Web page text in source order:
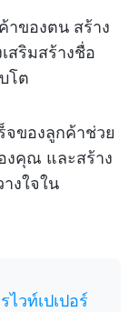
าของตน สร้าง
ริมสร้างชื่อ
โต
จของลูกค้าช่วย
งคุณ และสร้าง
งใจใน
ไวท์เปเปอร์